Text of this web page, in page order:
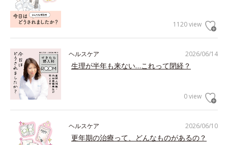
1120 view
2026/06/14
ヘルスケア
生理が半年も来ない…これって閉経？
0 view
2026/06/10
ヘルスケア
更年期の治療って、どんなものがあるの？